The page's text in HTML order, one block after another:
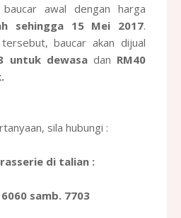
awal dengan harga
sehingga 15 Mei 2017.
baucar akan dijual
untuk dewasadan RM40
sila hubungi :
di talian :
samb. 7703